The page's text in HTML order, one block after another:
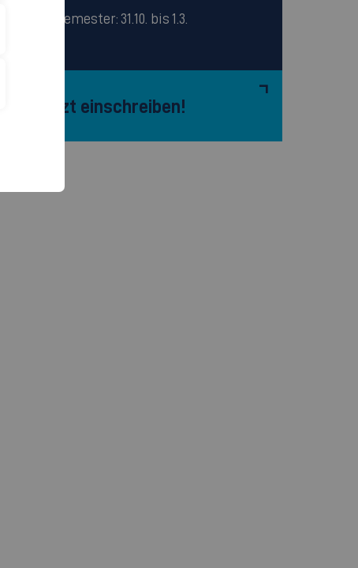
Sommersemester: 31.10. bis 1.3.
Jetzt einschreiben!